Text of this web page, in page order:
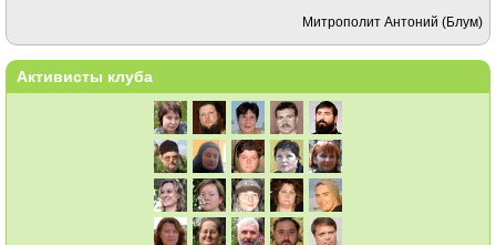
Митрополит Антоний (Блум)
Активисты клуба